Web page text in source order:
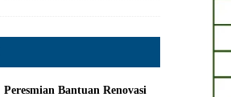
Peresmian Bantuan Renovasi